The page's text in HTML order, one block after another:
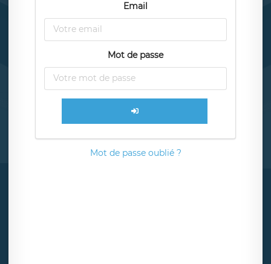
Email
Mot de passe
Mot de passe oublié ?